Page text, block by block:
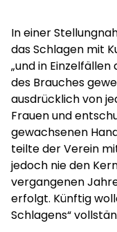
In einer
das Schlagen mit
„und in
des Brauches
ausdrücklich von
Frauen und
gewachsenen
teilte der Verein
jedoch nie den
vergangenen
erfolgt. Künftig
Schlagens“